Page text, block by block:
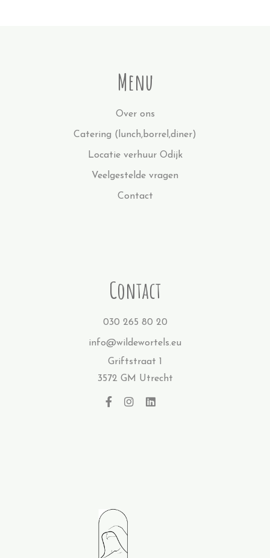
Menu
Over ons
Catering (lunch,borrel,diner)
Locatie verhuur Odijk
Veelgestelde vragen
Contact
Contact
030 265 80 20
info@wildewortels.eu
Griftstraat 1
3572 GM Utrecht